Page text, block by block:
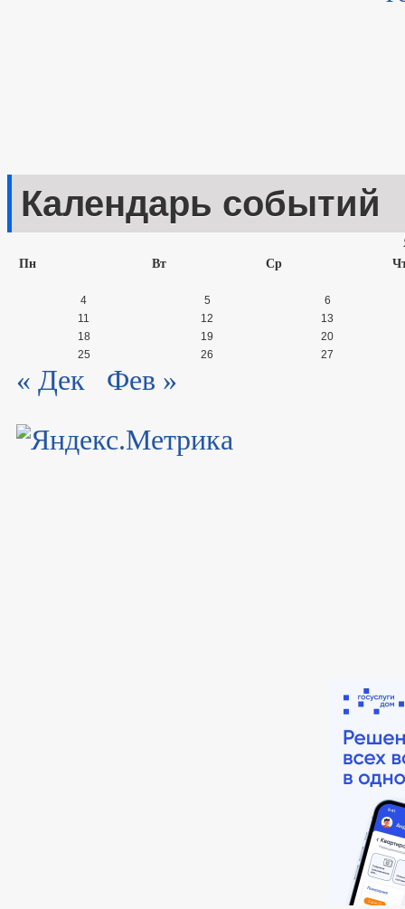
Календарь событий
Пн
Вт Ср
4 5
6
11
12
13
18
19
20
25
26 27
« Дек Фев »